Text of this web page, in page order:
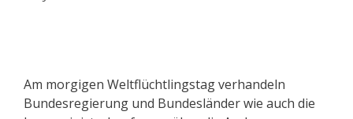
Am morgigen Weltflüchtlingstag verhandeln
Bundesregierung und Bundesländer wie auch die